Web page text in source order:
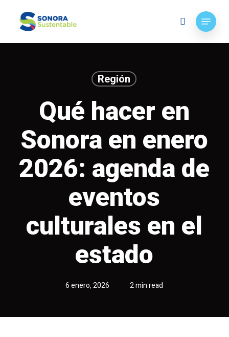
content
search
Menu
Región
Qué hacer en
Sonora en enero
2026: agenda de
eventos
culturales en el
estado
6 enero, 2026 2 min read